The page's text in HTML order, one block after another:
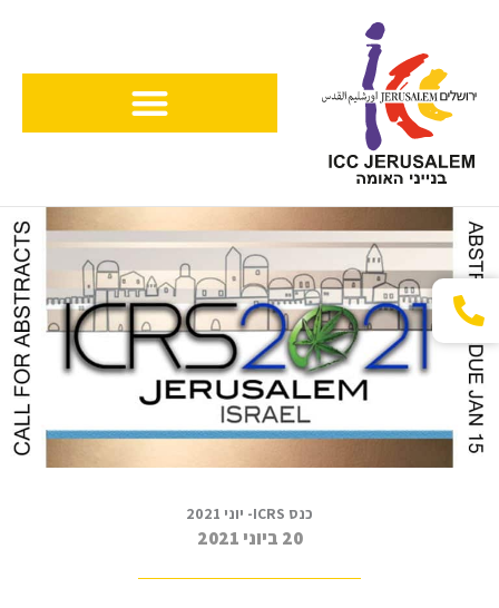
כנס ICRS- יוני 2021
20 ביוני 2021